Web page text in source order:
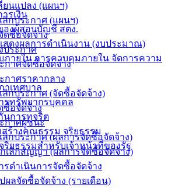
ยนแปลง (แผนฯ)
ลิกประกาศ (แผนฯ)
ดซื้อจัดจ้าง
ประกาศ
กาศจัดซื้อจัดจ้าง
กาศราคากลาง
ลิกประกาศ (จัดซื้อจัดจ้าง)
ซื้อจัดจ้าง
กาศผู้ชนะ
ลิกประกาศ (ผลการจัดซื้อจัดจ้าง)
เลิกสัญญา (ผลการจัดซื้อจัดจ้าง)
รดำเนินการจัดซื้อจัดจ้าง
ผลจัดซื้อจัดจ้าง (รายเดือน)
รเงิน
องผู้สอบบัญชี สตง.
สดงผลการดำเนินงาน (งบประมาณ)
ภายใน การควบคุมภายใน จัดการความ
าเทศบาล
รทรัพยากรบุคคล
นการทุจริต
สร้างคุณธรรม จริยธรรม
ริยธรรมสำหรับเจ้าหน้าที่ของรัฐ